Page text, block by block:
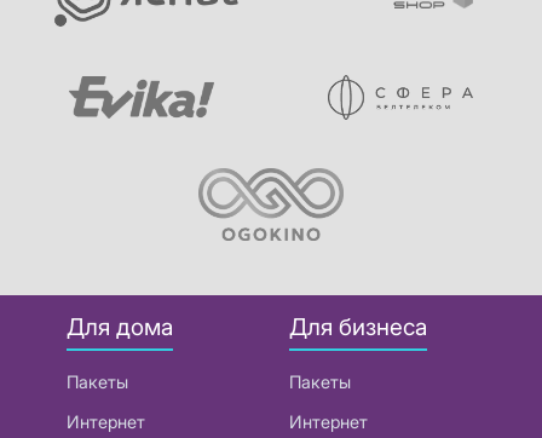
Для дома
Пакеты
Интернет
Для бизнеса
Пакеты
Интернет